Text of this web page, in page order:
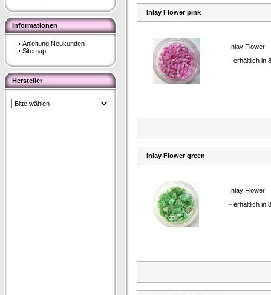
Informationen
Anleitung Neukunden
Sitemap
Hersteller
Inlay Flower pink
Inlay Flower
- erhältlich in
Inlay Flower green
Inlay Flower
- erhältlich in